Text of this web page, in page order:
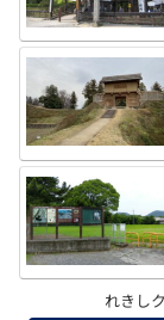
れきし